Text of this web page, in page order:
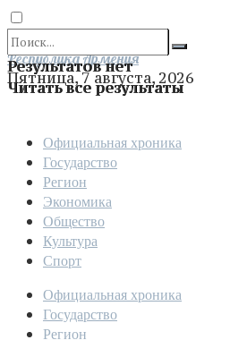
Результатов нет
Читать все результаты
Отправить
Республика Армения
Пятница, 7 августа, 2026
Официальная хроника
Государство
Регион
Экономика
Общество
Культура
Спорт
Официальная хроника
Государство
Регион